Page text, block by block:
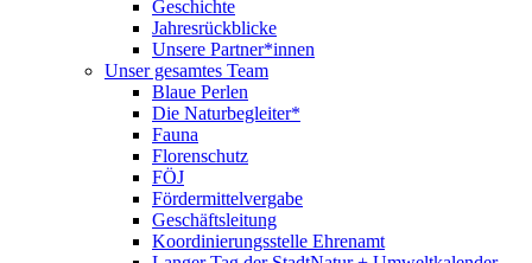
Geschichte
Jahresrückblicke
Unsere Partner*innen
Unser gesamtes Team
Blaue Perlen
Die Naturbegleiter*
Fauna
Florenschutz
FÖJ
Fördermittelvergabe
Geschäftsleitung
Koordinierungsstelle Ehrenamt